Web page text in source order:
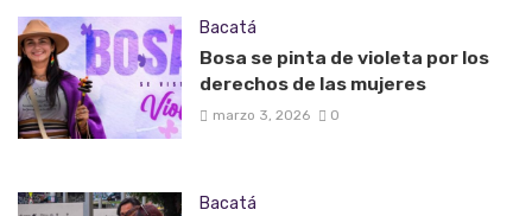
Bacatá
Bosa se pinta de violeta por los
derechos de las mujeres
marzo 3, 2026 0
Bacatá